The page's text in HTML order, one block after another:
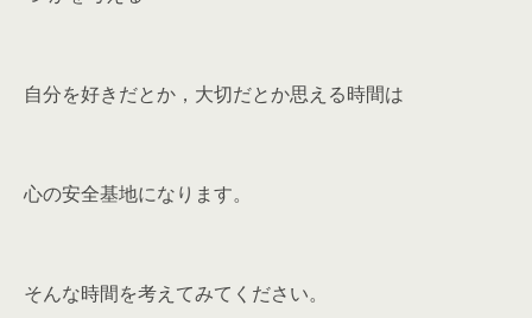
自分を好きだとか，大切だとか思える時間は
心の安全基地になります。
そんな時間を考えてみてください。